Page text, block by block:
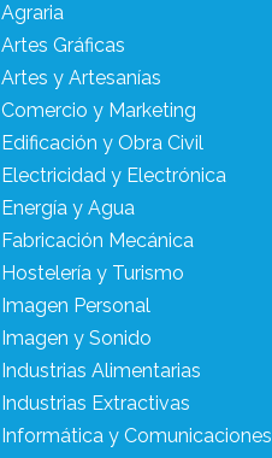
Agraria
Artes Gráficas
Artes y Artesanías
Comercio y Marketing
Edificación y Obra Civil
Electricidad y Electrónica
Energía y Agua
Fabricación Mecánica
Hostelería y Turismo
Imagen Personal
Imagen y Sonido
Industrias Alimentarias
Industrias Extractivas
Informática y Comunicaciones